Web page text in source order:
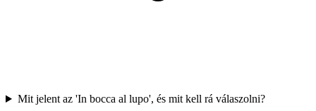
Mit jelent az 'In bocca al lupo', és mit kell rá válaszolni?